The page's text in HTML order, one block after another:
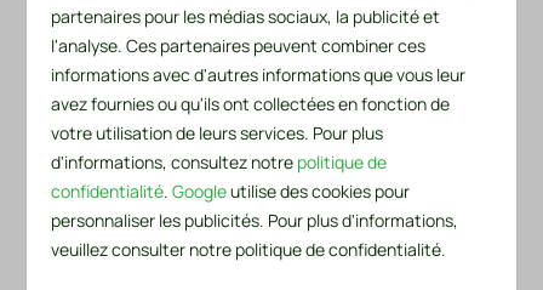
Le transfert du terrain se fera par acte notarié. Vous
deviendrez ainsi officiellement propriétaire de votre
terrain et serez inscrit au registre foncier. Cela vous
offre une sécurité à long terme et la possibilité de
décider en toute autonomie de l'utilisation de votre
parcelle, dans le cadre du règlement du parc.
Nous vous informerons par e-mail dès que la page
d'information sera entièrement disponible.
partenaires pour les médias sociaux, la publicité et
l'analyse. Ces partenaires peuvent combiner ces
informations avec d'autres informations que vous leur
avez fournies ou qu'ils ont collectées en fonction de
votre utilisation de leurs services. Pour plus
d'informations, consultez notre politique de
confidentialité.Googleutilise des cookies pour
personnaliser les publicités. Pour plus d'informations,
veuillez consulter notre politique de confidentialité.